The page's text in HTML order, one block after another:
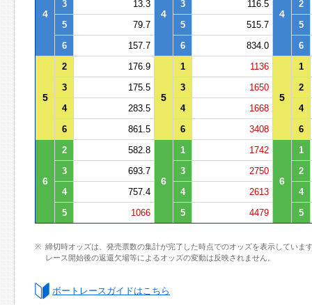
4 4 4
3
13.3 3 116.5
2
5
79.7 5 515.7
5
6
157.7 6 834.0 6
5
2 176.9
5
1 1136
5
1
3
175.5 3 1650
2
4
283.5 4 1668
4
6
861.5 6 3408 6
6
2 582.8
6
1 1742
6
1
3
693.7 3 2750
2
4
757.4 4 2613
4
5
1066 5 4479 5
締切時オッズは、発売票数の集計が完了した時点でのオッズを表示していま
レース開始後の返還欠場等によるオッズの変動は反映されません。
ボートレースガイドはこちら